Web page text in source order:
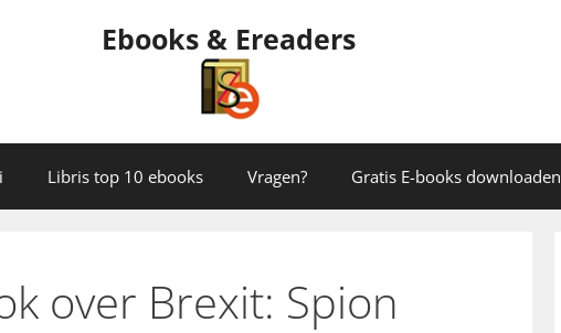
Ebooks & Ereaders
Libris top 10 ebooks Vragen? Gratis E-books downloaden
over Brexit: Spion